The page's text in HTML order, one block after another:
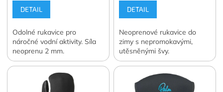
DETAIL
Odolné rukavice pro
náročné vodní aktivity. Síla
neoprenu 2 mm.
DETAIL
Neoprenové rukavice do
zimy s nepromokavými,
utěsněnými švy.